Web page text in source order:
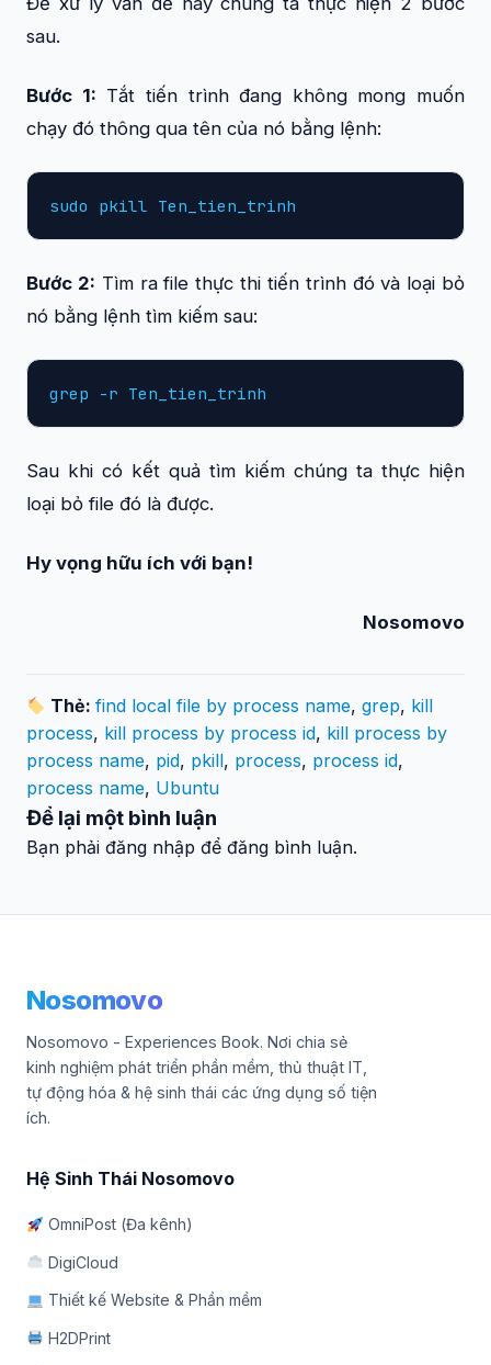
sau.
Bước 1: Tắt tiến trình đang không mong muốn
chạy đó thông qua tên của nó bằng lệnh:
sudo pkill Ten_tien_trinh
Bước 2: Tìm ra file thực thi tiến trình đó và loại bỏ
nó bằng lệnh tìm kiếm sau:
grep -r Ten_tien_trinh
Sau khi có kết quả tìm kiếm chúng ta thực hiện
loại bỏ file đó là được.
Hy vọng hữu ích với bạn!
Nosomovo
Thẻ:find local file by process name,grep, kill
process, kill process by process id, kill process by
process name, pid, pkill, process, process id,
process name, Ubuntu
Để lại một bình luận
Bạn phải đăng nhập để đăng bình luận.
Nosomovo
Nosomovo - Experiences Book. Nơi chia sẻ
kinh nghiệm phát triển phần mềm, thủ thuật IT,
tự động hóa & hệ sinh thái các ứng dụng số tiện
ích.
Hệ Sinh Thái Nosomovo
OmniPost (Đa kênh)
DigiCloud
Thiết kế Website & Phần mềm
H2DPrint